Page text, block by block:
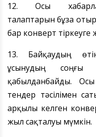
12. Осы
талаптарын бұза
бар конверт тіркеуге
13. Байқаудың
ұсынудың соңғы
қабылданбайды.
тендер тәсілімен
арқылы келген
жыл сақталуы мүмкін.